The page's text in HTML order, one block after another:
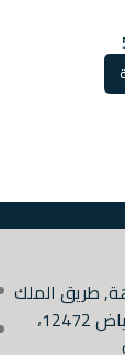
طريق الملك
عبد الله الفرعي، 6878, الرياض 12472،